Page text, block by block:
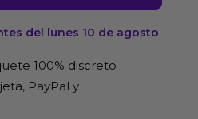
del lunes 10 de agosto
100% discreto
PayPal y